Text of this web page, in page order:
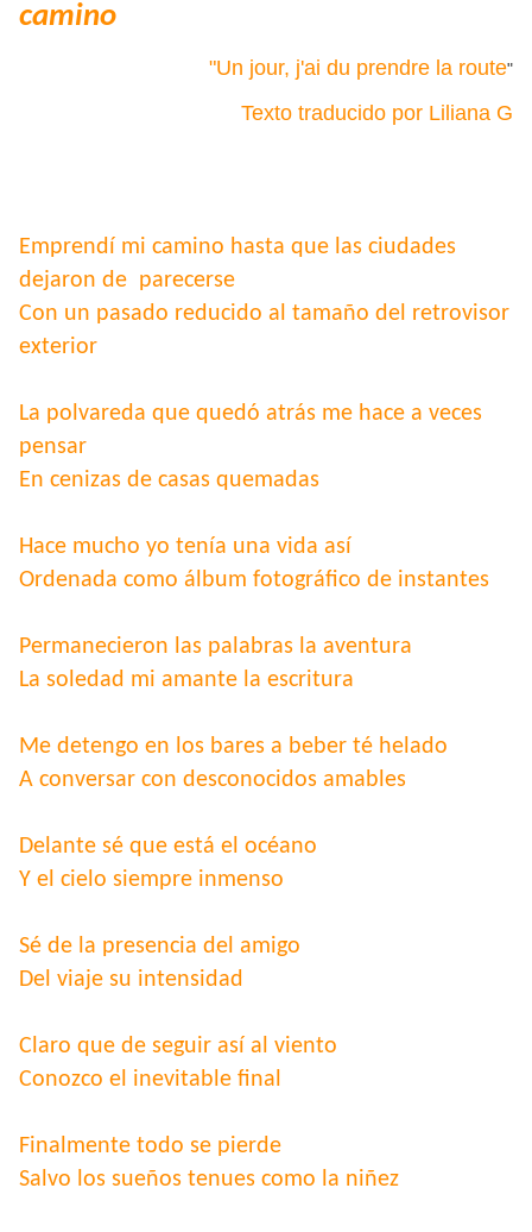
camino
"Un jour, j'ai du prendre la route"
Texto traducido por Liliana G
Emprendí mi camino hasta que las ciudades
dejaron de parecerse
Con un pasado reducido al tamaño del retrovisor
exterior
La polvareda que quedó atrás me hace a veces
pensar
En cenizas de casas quemadas
Hace mucho yo tenía una vida así
Ordenada como álbum fotográfico de instantes
Permanecieron las palabras la aventura
La soledad mi amante la escritura
Me detengo en los bares a beber té helado
A conversar con desconocidos amables
Delante sé que está el océano
Y el cielo siempre inmenso
Sé de la presencia del amigo
Del viaje su intensidad
Claro que de seguir así al viento
Conozco el inevitable final
Finalmente todo se pierde
Salvo los sueños tenues como la niñez